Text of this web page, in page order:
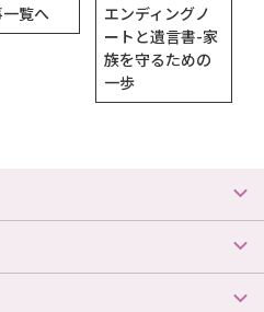
覧へ
エンディングノ
ートと遺言書-家
族を守るための
一歩